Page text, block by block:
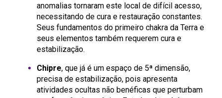
anomalias tornaram este local de difícil acesso,
necessitando de cura e restauração constantes.
Seus fundamentos do primeiro chakra da Terra e
seus elementos também requerem cura e
estabilização.
Chipre, que já é um espaço de 5ª dimensão,
precisa de estabilização, pois apresenta
atividades ocultas não benéficas que perturbam